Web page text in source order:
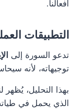
أفعالنا.
التطبيقات
تدعو السورة إلى
توجيهاته، لأنه
بهذا التحليل، يُظهر
الذي يحمل في